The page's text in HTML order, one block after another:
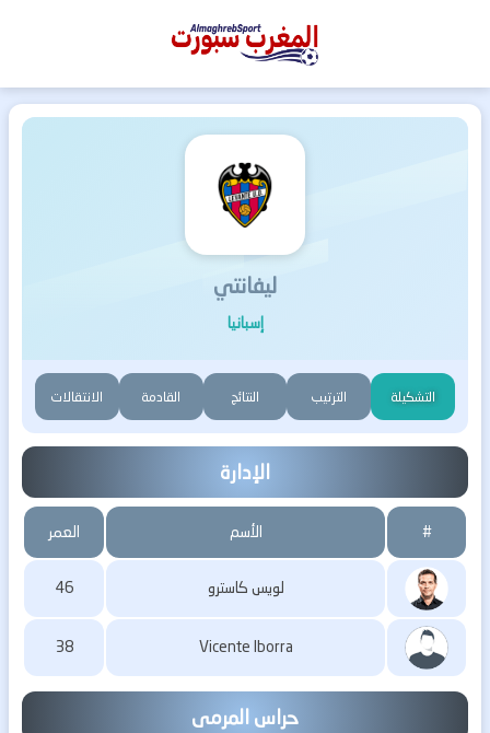
المغرب
ليفانتي
إسبانيا
التشكيلة الترتيب النتائج القادمة الانتقالات
الإدارة
# الأسم العمر
لويس كاسترو 46
Vicente Iborra
38
حراس المرمى